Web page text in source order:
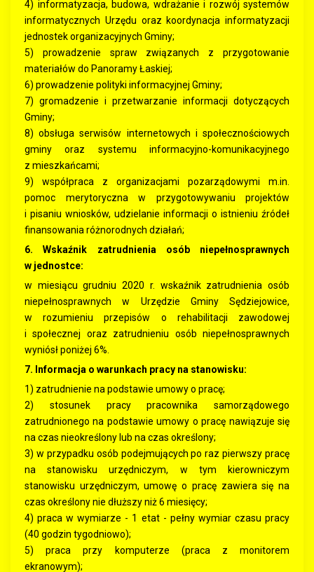
4) informatyzacja, budowa, wdrażanie i rozwój systemów
informatycznych Urzędu oraz koordynacja informatyzacji
jednostek organizacyjnych Gminy;
5) prowadzenie spraw związanych z przygotowanie
materiałów do Panoramy Łaskiej;
6) prowadzenie polityki informacyjnej Gminy;
7) gromadzenie i przetwarzanie informacji dotyczących
Gminy;
8) obsługa serwisów internetowych i społecznościowych
gminy oraz systemu informacyjno-komunikacyjnego
z mieszkańcami;
9) współpraca z organizacjami pozarządowymi m.in.
pomoc merytoryczna w przygotowywaniu projektów
i pisaniu wniosków, udzielanie informacji o istnieniu źródeł
finansowania różnorodnych działań;
6. Wskaźnik zatrudnienia osób niepełnosprawnych
w jednostce:
w miesiącu grudniu 2020 r. wskaźnik zatrudnienia osób
niepełnosprawnych w Urzędzie Gminy Sędziejowice,
w rozumieniu przepisów o rehabilitacji zawodowej
i społecznej oraz zatrudnieniu osób niepełnosprawnych
wyniósł poniżej 6%.
7. Informacja o warunkach pracy na stanowisku:
1) zatrudnienie na podstawie umowy o pracę;
2) stosunek pracy pracownika samorządowego
zatrudnionego na podstawie umowy o pracę nawiązuje się
na czas nieokreślony lub na czas określony;
3) w przypadku osób podejmujących po raz pierwszy pracę
na stanowisku urzędniczym, w tym kierowniczym
stanowisku urzędniczym, umowę o pracę zawiera się na
czas określony nie dłuższy niż 6 miesięcy;
4) praca w wymiarze - 1 etat - pełny wymiar czasu pracy
(40 godzin tygodniowo);
5) praca przy komputerze (praca z monitorem
ekranowym);